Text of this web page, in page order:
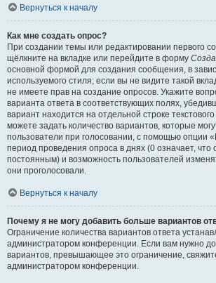
Вернуться к началу
Как мне создать опрос?
При создании темы или редактировании первого
щёлкните на вкладке или перейдите в форму
основной формой для создания сообщения, в
используемого стиля; если вы не видите такой
не имеете прав на создание опросов. Укажите
варианта ответа в соответствующих полях,
вариант находится на отдельной строке
можете задать количество вариантов, которые
пользователи при голосовании, с помощью опции
период проведения опроса в днях (0 означает, что
постоянным) и возможность пользователей
они проголосовали.
Вернуться к началу
Почему я не могу добавить больше вариантов
Ограничение количества вариантов ответа
администратором конференции. Если вам нужно
вариантов, превышающее это ограничение,
администратором конференции.